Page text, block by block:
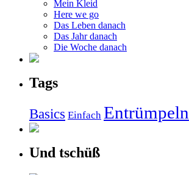
Mein Kleid
Here we go
Das Leben danach
Das Jahr danach
Die Woche danach
Tags
Basics Einfach Entrümpeln
Und tschüß